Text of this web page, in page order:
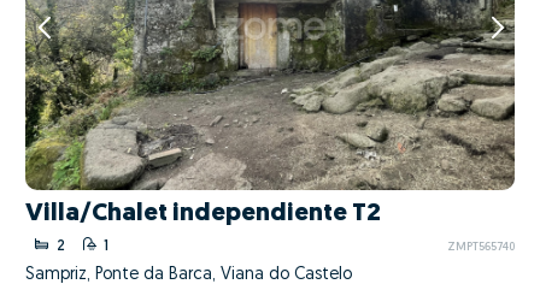
Villa/Chalet independiente T2
2 1 ZMPT565740
Sampriz, Ponte da Barca, Viana do Castelo